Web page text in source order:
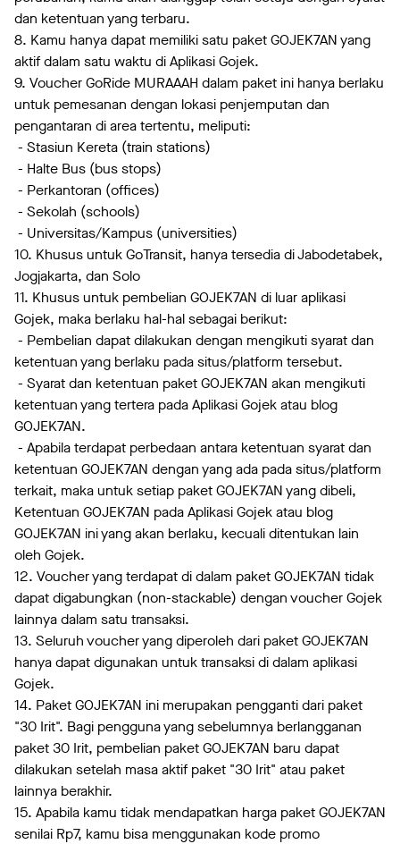
dan ketentuan yang terbaru.
8. Kamu hanya dapat memiliki satu paket GOJEK7AN yang
aktif dalam satu waktu di Aplikasi Gojek.
9. Voucher GoRide MURAAAH dalam paket ini hanya berlaku
untuk pemesanan dengan lokasi penjemputan dan
pengantaran di area tertentu, meliputi:
- Stasiun Kereta (train stations)
- Halte Bus (bus stops)
- Perkantoran (offices)
- Sekolah (schools)
- Universitas/Kampus (universities)
10. Khusus untuk GoTransit, hanya tersedia di Jabodetabek,
Jogjakarta, dan Solo
11. Khusus untuk pembelian GOJEK7AN di luar aplikasi
Gojek, maka berlaku hal-hal sebagai berikut:
- Pembelian dapat dilakukan dengan mengikuti syarat dan
ketentuan yang berlaku pada situs/platform tersebut.
- Syarat dan ketentuan paket GOJEK7AN akan mengikuti
ketentuan yang tertera pada Aplikasi Gojek atau blog
GOJEK7AN.
- Apabila terdapat perbedaan antara ketentuan syarat dan
ketentuan GOJEK7AN dengan yang ada pada situs/platform
terkait, maka untuk setiap paket GOJEK7AN yang dibeli,
Ketentuan GOJEK7AN pada Aplikasi Gojek atau blog
GOJEK7AN ini yang akan berlaku, kecuali ditentukan lain
oleh Gojek.
12. Voucher yang terdapat di dalam paket GOJEK7AN tidak
dapat digabungkan (non-stackable) dengan voucher Gojek
lainnya dalam satu transaksi.
13. Seluruh voucher yang diperoleh dari paket GOJEK7AN
hanya dapat digunakan untuk transaksi di dalam aplikasi
Gojek.
14. Paket GOJEK7AN ini merupakan pengganti dari paket
"30 Irit". Bagi pengguna yang sebelumnya berlangganan
paket 30 Irit, pembelian paket GOJEK7AN baru dapat
dilakukan setelah masa aktif paket "30 Irit" atau paket
lainnya berakhir.
15. Apabila kamu tidak mendapatkan harga paket GOJEK7AN
senilai Rp7, kamu bisa menggunakan kode promo